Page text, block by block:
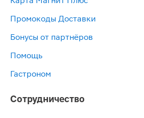
Промокоды Доставки
Бонусы от партнёров
Помощь
Гастроном
Сотрудничество